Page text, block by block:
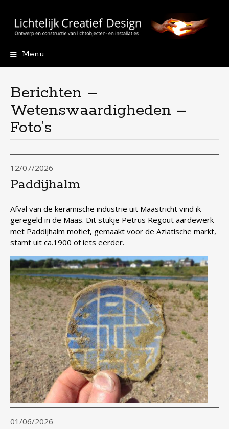
Menu
Berichten –
Wetenswaardigheden –
Foto’s
12/07/2026
Paddijhalm
Afval van de keramische industrie uit Maastricht vind ik
geregeld in de Maas. Dit stukje Petrus Regout aardewerk
met Paddijhalm motief, gemaakt voor de Aziatische markt,
stamt uit ca.1900 of iets eerder.
01/06/2026